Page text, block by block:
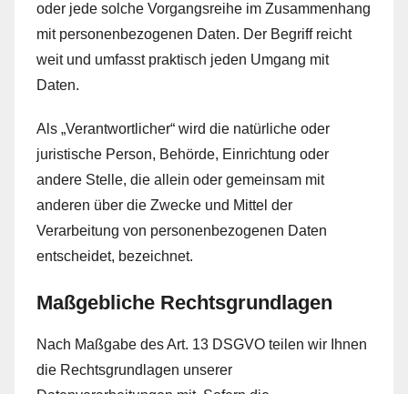
oder jede solche Vorgangsreihe im Zusammenhang
mit personenbezogenen Daten. Der Begriff reicht
weit und umfasst praktisch jeden Umgang mit
Daten.
Als „Verantwortlicher“ wird die natürliche oder
juristische Person, Behörde, Einrichtung oder
andere Stelle, die allein oder gemeinsam mit
anderen über die Zwecke und Mittel der
Verarbeitung von personenbezogenen Daten
entscheidet, bezeichnet.
Maßgebliche Rechtsgrundlagen
Nach Maßgabe des Art. 13 DSGVO teilen wir Ihnen
die Rechtsgrundlagen unserer